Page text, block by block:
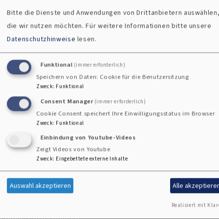
Kontaktformular
Fußbereichsmenü
Impressum
Bitte die Dienste und Anwendungen von Drittanbietern
die wir nutzen möchten.Für weitere Informationen bitte unsere
Datenschutzhinweise lesen.
Funktional (immer erforderlich)
Speichern von Daten: Cookie für die Benutzersitzung
Zweck: Funktional
Consent Manager (immer erforderlich)
Cookie Consent speichert Ihre Einwilligungsstatus im Browser
Zweck: Funktional
Einbindung von Youtube-Videos
Zeigt Videos von Youtube
Zweck: Eingebettete externe Inhalte
Auswahl akzeptieren Alle
Realisiert mit